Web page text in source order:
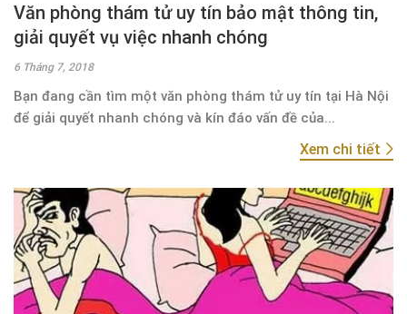
Văn phòng thám tử uy tín bảo mật thông tin,
giải quyết vụ việc nhanh chóng
6 Tháng 7, 2018
Bạn đang cần tìm một văn phòng thám tử uy tín tại Hà Nội
để giải quyết nhanh chóng và kín đáo vấn đề của...
Xem chi tiết